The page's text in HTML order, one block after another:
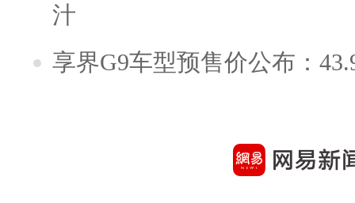
汁
享界G9车型预售价公布：